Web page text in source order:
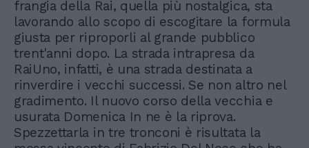
frangia della Rai, quella più nostalgica, sta
lavorando allo scopo di escogitare la formula
giusta per riproporli al grande pubblico
trent'anni dopo. La strada intrapresa da
RaiUno, infatti, è una strada destinata a
rinverdire i vecchi successi. Se non altro nel
gradimento. Il nuovo corso della vecchia e
usurata Domenica In ne è la riprova.
Spezzettarla in tre tronconi è risultata la